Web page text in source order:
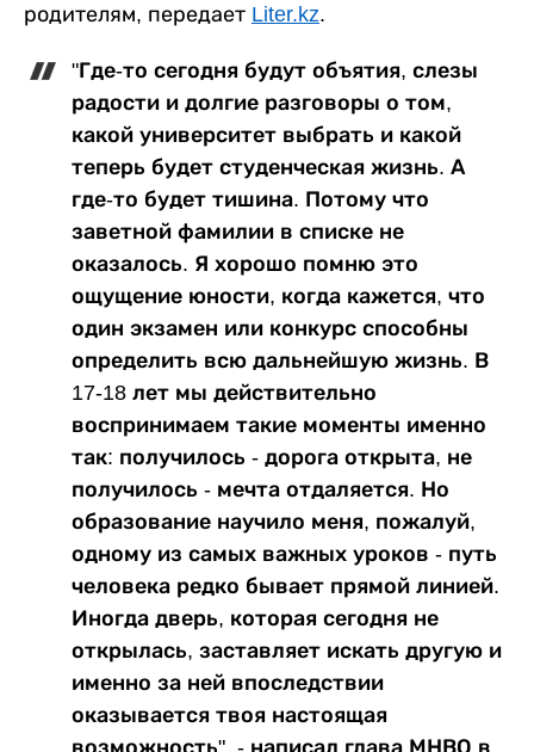
родителям, передает Liter.kz.
"Где-то сегодня будут объятия, слезы
радости и долгие разговоры о том,
какой университет выбрать и какой
теперь будет студенческая жизнь. А
где-то будет тишина. Потому что
заветной фамилии в списке не
оказалось. Я хорошо помню это
ощущение юности, когда кажется, что
один экзамен или конкурс способны
определить всю дальнейшую жизнь. В
17-18 лет мы действительно
воспринимаем такие моменты именно
так: получилось - дорога открыта, не
получилось - мечта отдаляется. Но
образование научило меня, пожалуй,
одному из самых важных уроков - путь
человека редко бывает прямой линией.
Иногда дверь, которая сегодня не
открылась, заставляет искать другую и
именно за ней впоследствии
оказывается твоя настоящая
возможность", - написал глава МНВО в